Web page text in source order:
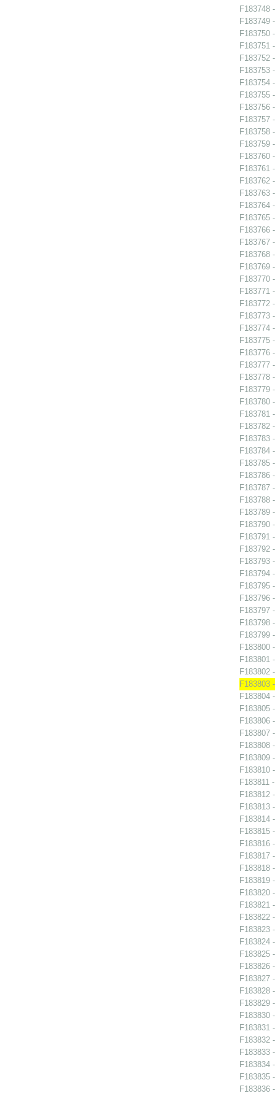
F183748
F183749
F183750
F183751
F183752
F183753
F183754
F183755
F183756
F183757
F183758
F183759
F183760
F183761
F183762
F183763
F183764
F183765
F183766
F183767
F183768
F183769
F183770
F183771
F183772
F183773
F183774
F183775
F183776
F183777
F183778
F183779
F183780
F183781
F183782
F183783
F183784
F183785
F183786
F183787
F183788
F183789
F183790
F183791
F183792
F183793
F183794
F183795
F183796
F183797
F183798
F183799
F183800
F183801
F183802
F183803
F183804
F183805
F183806
F183807
F183808
F183809
F183810
F183811
F183812
F183813
F183814
F183815
F183816
F183817
F183818
F183819
F183820
F183821
F183822
F183823
F183824
F183825
F183826
F183827
F183828
F183829
F183830
F183831
F183832
F183833
F183834
F183835
F183836